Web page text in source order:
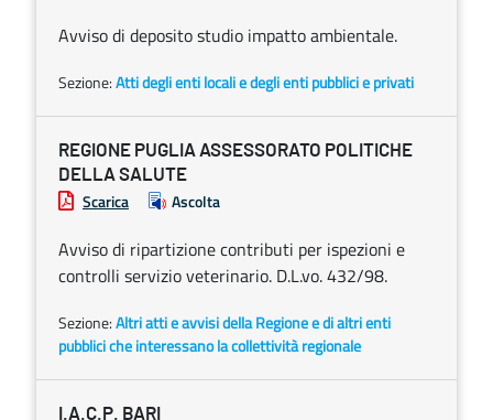
Avviso di deposito studio impatto ambientale.
Sezione:Atti degli enti locali e degli enti pubblici e privati
REGIONE PUGLIA ASSESSORATO POLITICHE
DELLA SALUTE
Scarica Ascolta
Avviso di ripartizione contributi per ispezioni e
controlli servizio veterinario. D.L.vo. 432/98.
Sezione:Altri atti e avvisi della Regione e di altri enti
pubblici che interessano la collettività regionale
I.A.C.P. BARI